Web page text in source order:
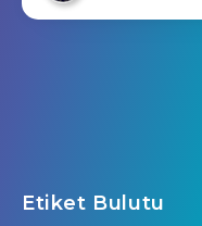
Etiket Bulutu